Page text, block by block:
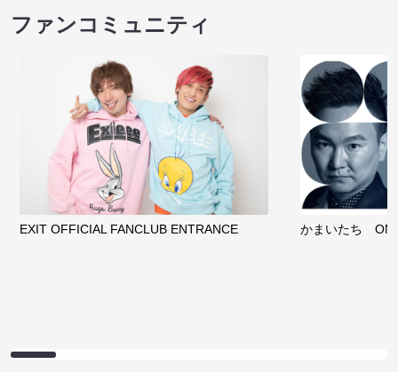
ファンコミュニティ
EXIT OFFICIAL FANCLUB ENTRANCE かまいたち